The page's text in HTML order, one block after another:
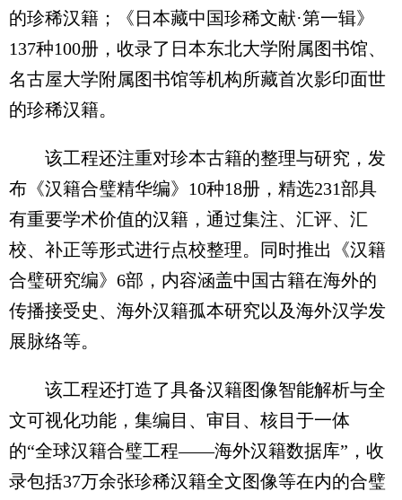
的珍稀汉籍；《日本藏中国珍稀文献·第一辑》
137种100册，收录了日本东北大学附属图书馆、
名古屋大学附属图书馆等机构所藏首次影印面世
的珍稀汉籍。
该工程还注重对珍本古籍的整理与研究，发
布《汉籍合璧精华编》10种18册，精选231部具
有重要学术价值的汉籍，通过集注、汇评、汇
校、补正等形式进行点校整理。同时推出《汉籍
合璧研究编》6部，内容涵盖中国古籍在海外的
传播接受史、海外汉籍孤本研究以及海外汉学发
展脉络等。
该工程还打造了具备汉籍图像智能解析与全
文可视化功能，集编目、审目、核目于一体
的“全球汉籍合璧工程——海外汉籍数据库”，收
录包括37万余张珍稀汉籍全文图像等在内的合璧